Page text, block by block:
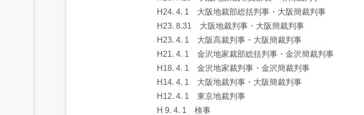
H24. 4. 1 大阪地裁部総括判事・大阪簡裁判事
H23. 8.31 大阪地裁判事・大阪簡裁判事
H23. 4. 1 大阪高裁判事・大阪簡裁判事
H21. 4. 1 金沢地家裁部総括判事・金沢簡裁判事
H18. 4. 1 金沢地家裁判事・金沢簡裁判事
H14. 4. 1 大阪地裁判事・大阪簡裁判事
H12. 4. 1 東京地裁判事
H 9. 4. 1 検事